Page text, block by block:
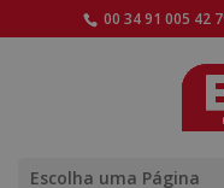
00 34 91 005 42
Escolha uma Página